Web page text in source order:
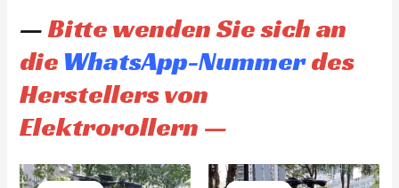
—Bitte wenden Sie sich an
die WhatsApp-Nummerdes
Herstellers von
Elektrorollern —
Original
Current
Original
Current